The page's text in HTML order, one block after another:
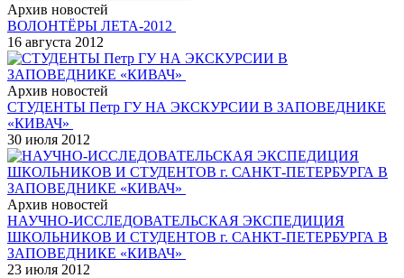
Архив новостей
ВОЛОНТЁРЫ ЛЕТА-2012
16 августа 2012
Архив новостей
СТУДЕНТЫ Петр ГУ НА ЭКСКУРСИИ В ЗАПОВЕДНИКЕ
«КИВАЧ»
30 июля 2012
Архив новостей
НАУЧНО-ИССЛЕДОВАТЕЛЬСКАЯ ЭКСПЕДИЦИЯ
ШКОЛЬНИКОВ И СТУДЕНТОВ г. САНКТ-ПЕТЕРБУРГА В
ЗАПОВЕДНИКЕ «КИВАЧ»
23 июля 2012